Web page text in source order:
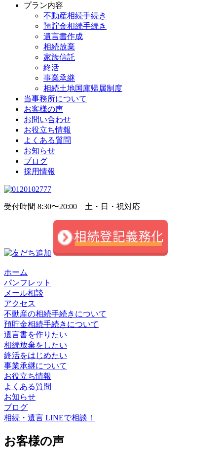
プラン内容
不動産相続手続き
預貯金相続手続き
遺言書作成
相続放棄
家族信託
終活
事業承継
相続土地国庫帰属制度
当事務所について
お客様の声
お問い合わせ
お役立ち情報
よくある質問
お知らせ
ブログ
採用情報
受付時間 8:30〜20:00 土・日・祝対応
ホーム
パンフレット
メール相談
アクセス
不動産の相続手続きについて
預貯金相続手続きについて
遺言書を作りたい
相続放棄をしたい
終活をはじめたい
事業承継について
お役立ち情報
よくある質問
お知らせ
ブログ
相続・遺言 LINEで相談！
お客様の声